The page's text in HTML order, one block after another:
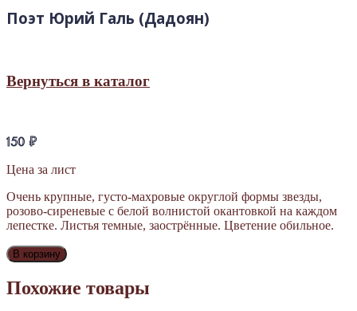
Поэт Юрий Галь (Дадоян)
Вернуться в каталог
150₽
Цена за лист
Очень крупные, густо-махровые округлой формы звезды,
розово-сиреневые с белой волнистой окантовкой на каждом
лепестке. Листья темные, заострённые. Цветение обильное.
В корзину
Похожие товары